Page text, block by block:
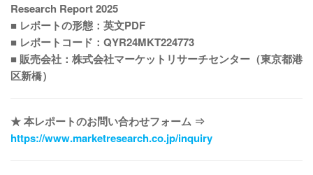
Research Report 2025
■ レポートの形態：英文PDF
■ レポートコード：QYR24MKT224773
■ 販売会社：株式会社マーケットリサーチセンター（東京都港
区新橋）
★ 本レポートのお問い合わせフォーム ⇒
https://www.marketresearch.co.jp/inquiry